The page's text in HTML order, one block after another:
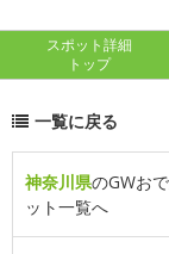
スポット詳細
トップ
一覧に戻る
神奈川県のGWお
ット一覧へ